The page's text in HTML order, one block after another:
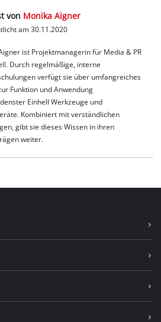
von Monika Aigner
am 30.11.2020
ist Projektmanagerin für Media & PR
Durch regelmäßige, interne
verfügt sie über umfangreiches
Funktion und Anwendung
Einhell Werkzeuge und
Kombiniert mit verständlichen
gibt sie dieses Wissen in ihren
weiter.